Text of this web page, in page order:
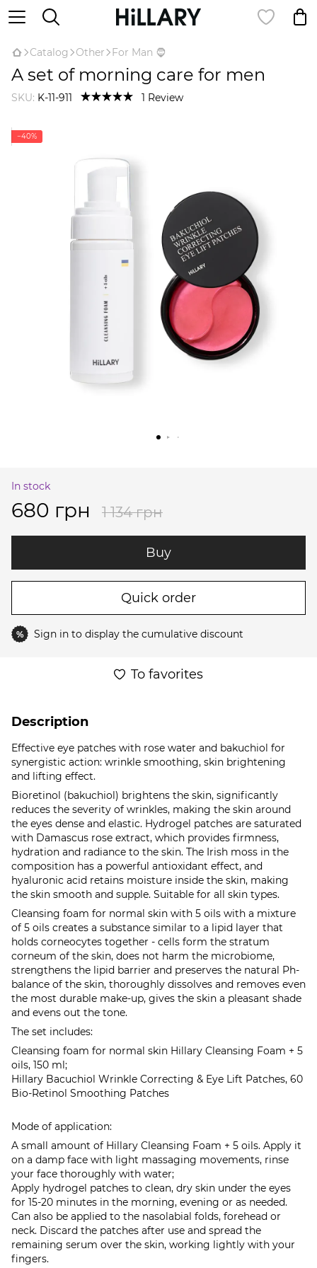
Catalog Оther For Man 🧔
A set of morning care for men
SKU: K-11-911 1 Review
−40%
In stock
680 грн 1 134 грн
Buy
Quick order
% Sign in to display the cumulative discount
To favorites
Description
Effective eye patches with rose water and bakuchiol for
synergistic action: wrinkle smoothing, skin brightening
and lifting effect.
Bioretinol (bakuchiol) brightens the skin, significantly
reduces the severity of wrinkles, making the skin around
the eyes dense and elastic. Hydrogel patches are saturated
with Damascus rose extract, which provides firmness,
hydration and radiance to the skin. The Irish moss in the
composition has a powerful antioxidant effect, and
hyaluronic acid retains moisture inside the skin, making
the skin smooth and supple. Suitable for all skin types.
Cleansing foam for normal skin with 5 oils with a mixture
of 5 oils creates a substance similar to a lipid layer that
holds corneocytes together - cells form the stratum
corneum of the skin, does not harm the microbiome,
strengthens the lipid barrier and preserves the natural Ph-
balance of the skin, thoroughly dissolves and removes even
the most durable make-up, gives the skin a pleasant shade
and evens out the tone.
The set includes:
Cleansing foam for normal skin Hillary Cleansing Foam + 5
oils, 150 ml;
Hillary Bacuchiol Wrinkle Correcting & Eye Lift Patches, 60
Bio-Retinol Smoothing Patches
Mode of application:
A small amount of Hillary Cleansing Foam + 5 oils. Apply it
on a damp face with light massaging movements, rinse
your face thoroughly with water;
Apply hydrogel patches to clean, dry skin under the eyes
for 15-20 minutes in the morning, evening or as needed.
Can also be applied to the nasolabial folds, forehead or
neck. Discard the patches after use and spread the
remaining serum over the skin, working lightly with your
fingers.